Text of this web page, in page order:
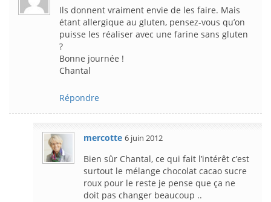
Ils donnent vraiment envie de les faire. Mais
étant allergique au gluten, pensez-vous qu’on
puisse les réaliser avec une farine sans gluten
?
Bonne journée !
Chantal
Répondre
mercotte 6 juin 2012
Bien sûr Chantal, ce qui fait l’intérêt c’est
surtout le mélange chocolat cacao sucre
roux pour le reste je pense que ça ne
doit pas changer beaucoup ..